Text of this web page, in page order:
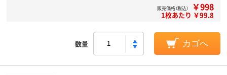
販売価格（税込） ￥998
1枚あたり ￥99.8
数量 カゴへ